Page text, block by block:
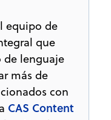
equipo de
que
de lenguaje
más de
con
CAS Content